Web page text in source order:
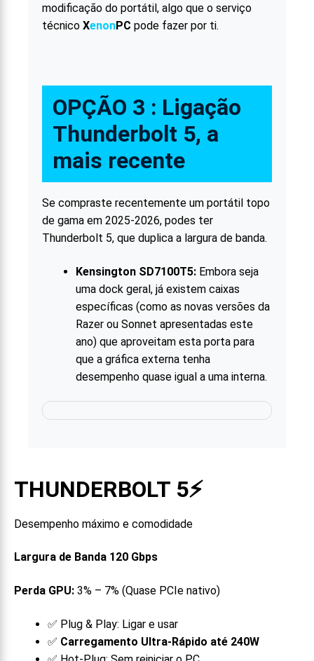
modificação do portátil, algo que o serviço
técnico XenonPC pode fazer por ti.
OPÇÃO 3 : Ligação
Thunderbolt 5, a
mais recente
Se compraste recentemente um portátil topo
de gama em 2025-2026, podes ter
Thunderbolt 5, que duplica a largura de banda.
Kensington SD7100T5: Embora seja
uma dock geral, já existem caixas
específicas (como as novas versões da
Razer ou Sonnet apresentadas este
ano) que aproveitam esta porta para
que a gráfica externa tenha
desempenho quase igual a uma interna.
THUNDERBOLT 5⚡
Desempenho máximo e comodidade
Largura de Banda 120 Gbps
Perda GPU: 3% – 7% (Quase PCIe nativo)
✅ Plug & Play: Ligar e usar
✅ Carregamento Ultra-Rápido até 240W